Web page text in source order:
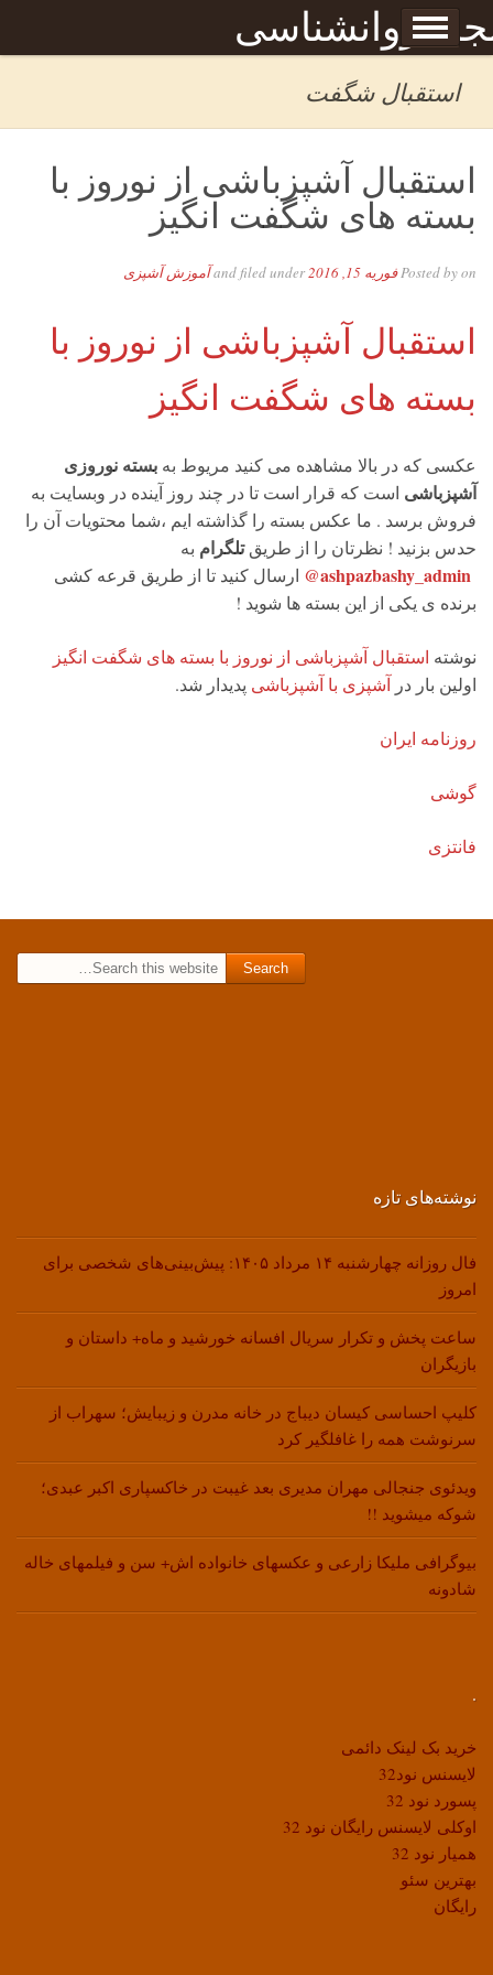
روانشناسی
Skip to content
برگه نمونه
استقبال شگفت
استقبال آشپزباشی از نوروز با
بسته های شگفت انگیز
Posted byon فوریه 15, 2016 and filed underآموزش آشپزی
استقبال آشپزباشی از نوروز با
بسته های شگفت انگیز
عکسی که در بالا مشاهده می کنید مریوط به بسته نوروزی
آشپزباشی است که قرار است تا در چند روز آینده در وبسایت به
فروش برسد . ما عکس بسته را گذاشته ایم ،شما محتویات آن را
حدس بزنید ! نظرتان را از طریقتلگرام به
ashpazbashy_admin@
ارسال کنید تا از طریق قرعه کشی
برنده ی یکی از این بسته ها شوید !
نوشته استقبال آشپزباشی از نوروز با بسته های شگفت انگیز
اولین بار در آشپزی با آشپزباشی پدیدار شد.
روزنامه ایران
گوشی
فانتزی
نوشته‌های تازه
فال روزانه چهارشنبه ۱۴ مرداد ۱۴۰۵: پیش‌بینی‌های شخصی برای
امروز
ساعت پخش و تکرار سریال افسانه خورشید و ماه+ داستان و
بازیگران
کلیپ احساسی کیسان دیباج در خانه مدرن و زیبایش؛ سهراب از
سرنوشت همه را غافلگیر کرد
ویدئوی جنجالی مهران مدیری بعد غیبت در خاکسپاری اکبر عبدی؛
شوکه میشوید !!
بیوگرافی ملیکا زارعی و عکسهای خانواده اش+ سن و فیلمهای خاله
شادونه
.
خرید بک لینک دائمی
لایسنس نود32
پسورد نود 32
اوکلی لایسنس رایگان نود 32
همیار نود 32
بهترین سئو
رایگان